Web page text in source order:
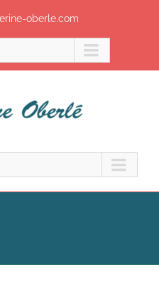
oberle.com